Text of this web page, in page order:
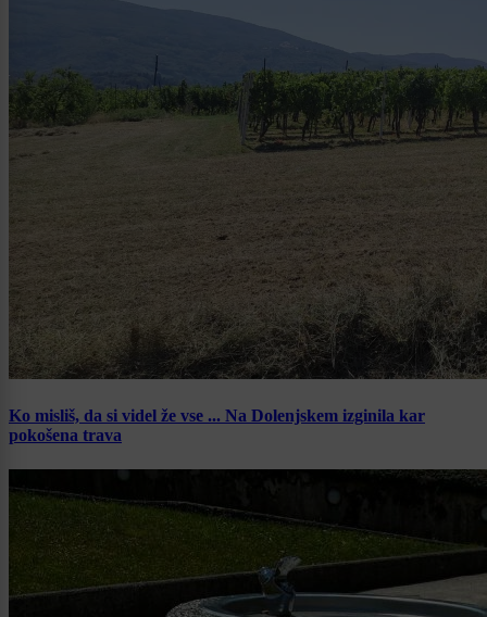
Ko misliš, da si videl že vse ... Na Dolenjskem izginila kar
pokošena trava